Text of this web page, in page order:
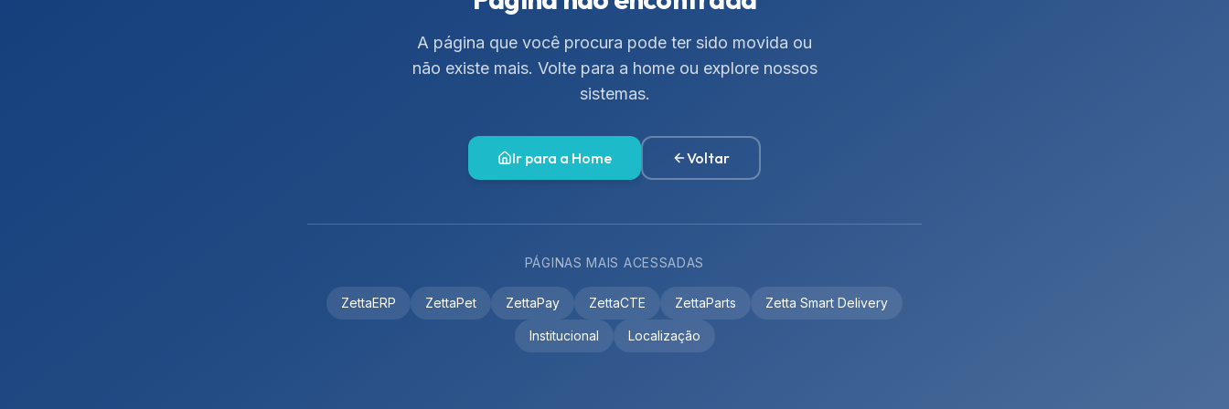
A página que você procura pode ter sido movida ou
não existe mais. Volte para a home ou explore nossos
sistemas.
Ir para a Home Voltar
PÁGINAS MAIS ACESSADAS
ZettaERP ZettaPet ZettaPay ZettaCTE ZettaParts Zetta Smart Delivery
Institucional Localização